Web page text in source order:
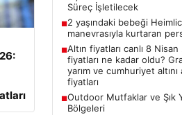
Süreç İşletilecek
■2 yaşındaki bebeği
manevrasıyla kurtaran
■Altın fiyatları canlı 8
fiyatları ne kadar oldu?
yarım ve cumhuriyet altını
fiyatları
■Outdoor Mutfaklar ve Şık
Bölgeleri